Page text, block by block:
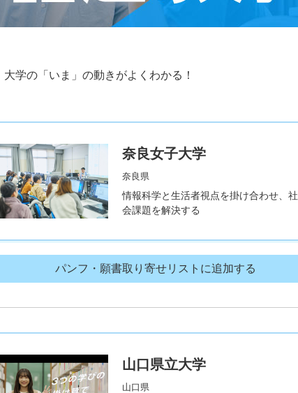
学の「いま」の動きがよくわかる！
奈良女子大学
奈良県
情報科学と生活者視点を掛け合わせ、社
会課題を解決する
パンフ・願書取り寄せリストに追加する
山口県立大学
山口県